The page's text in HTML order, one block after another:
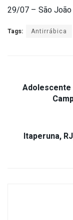
29/07 – São João
Tags: Antirrábica
Adolescente
Itaperuna,